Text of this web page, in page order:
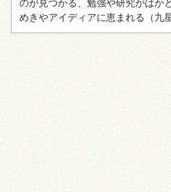
のが見つかる、勉強や研究がはか
めきやアイディアに恵まれる （九